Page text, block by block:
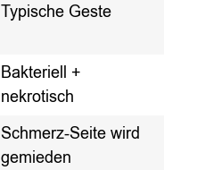
Typische Geste
Bakteriell +
nekrotisch
Schmerz-Seite wird
gemieden